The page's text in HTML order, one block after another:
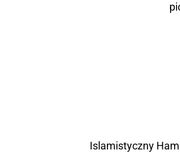
Islamistyczny